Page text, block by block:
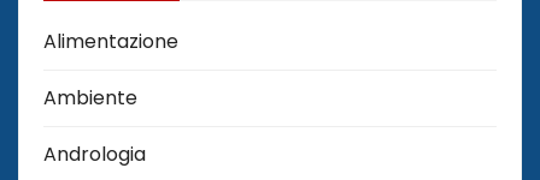
Alimentazione
Ambiente
Andrologia